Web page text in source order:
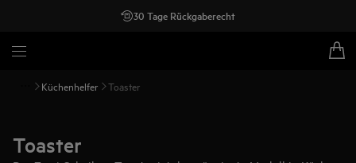
30 Tage Rückgaberecht
Küchenhelfer Toaster
Toaster